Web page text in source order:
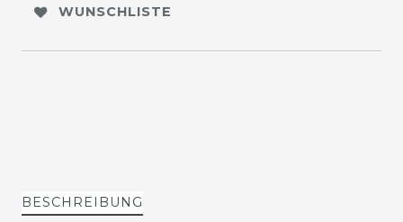
WUNSCHLISTE
BESCHREIBUNG